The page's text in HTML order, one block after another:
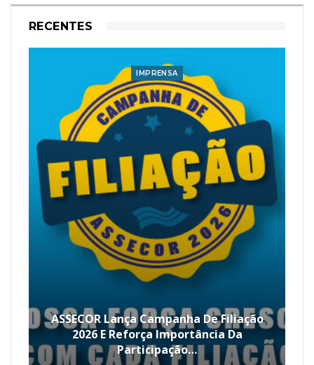
RECENTES
IMPRENSA
ASSECOR Lança Campanha De Filiação
2026 E Reforça Importância Da
Participação…